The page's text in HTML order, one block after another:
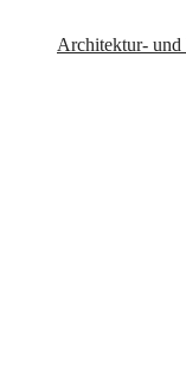
Architektur- und